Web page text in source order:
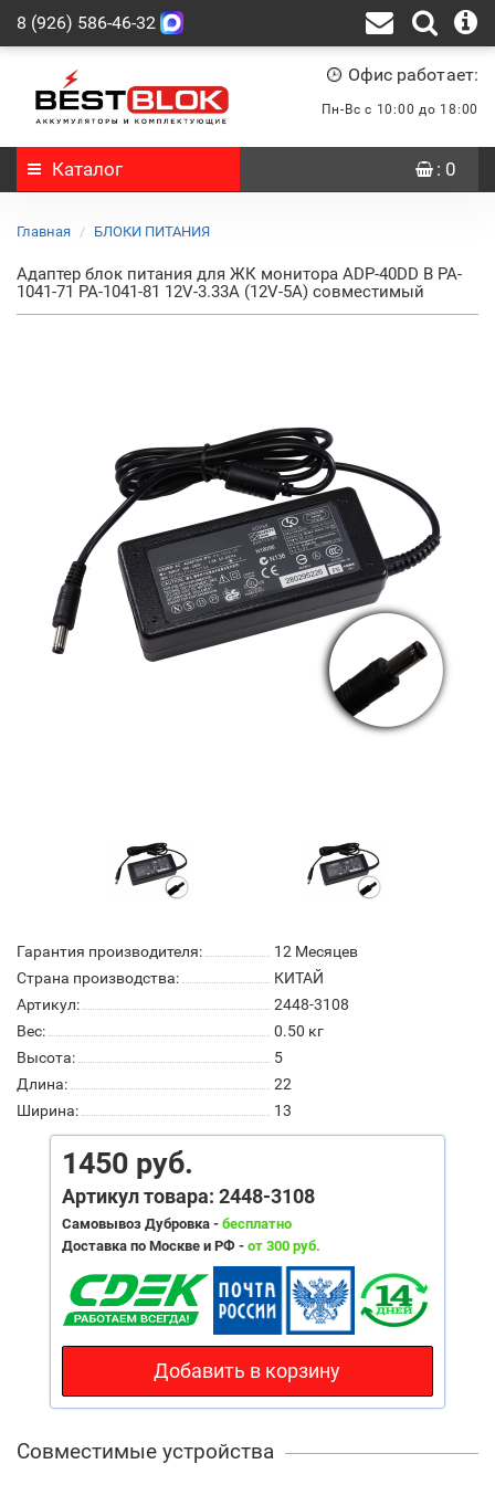
8 (926) 586-46-32
Офис работает:
Пн-Вс с 10:00 до 18:00
Каталог : 0
Главная БЛОКИ ПИТАНИЯ
Адаптер блок питания для ЖК монитора ADP-40DD B PA-
1041-71 PA-1041-81 12V-3.33A (12V-5A) совместимый
Гарантия производителя:
12 Месяцев
Страна производства:
КИТАЙ
Артикул:
2448-3108
Вес:
0.50 кг
Высота:
5
Длина:
22
Ширина:
13
1450 руб.
Артикул товара: 2448-3108
Самовывоз Дубровка - бесплатно
Доставка по Москве и РФ - от 300 руб.
Добавить в корзину
Совместимые устройства